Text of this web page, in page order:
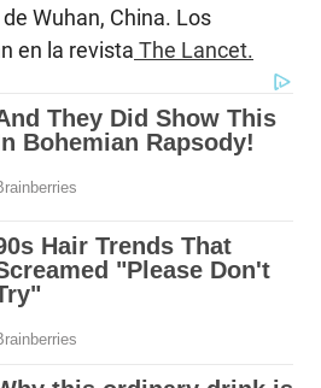
Wuhan, China. Los
en la revista The Lancet.